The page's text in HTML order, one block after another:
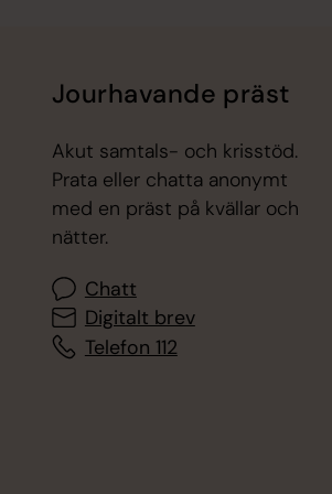
Jourhavande präst
Akut samtals- och krisstöd.
Prata eller chatta anonymt
med en präst på kvällar och
nätter.
Chatt
Digitalt brev
Telefon 112